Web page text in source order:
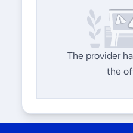
The provider
the